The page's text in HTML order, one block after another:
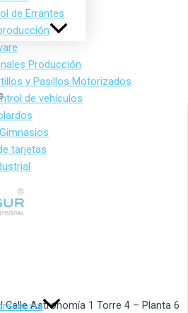
de Errantes
Producción
y Pasillos Motorizados
de vehículos
tarjetas
Calle Astronomía 1 Torre 4 – Planta 6